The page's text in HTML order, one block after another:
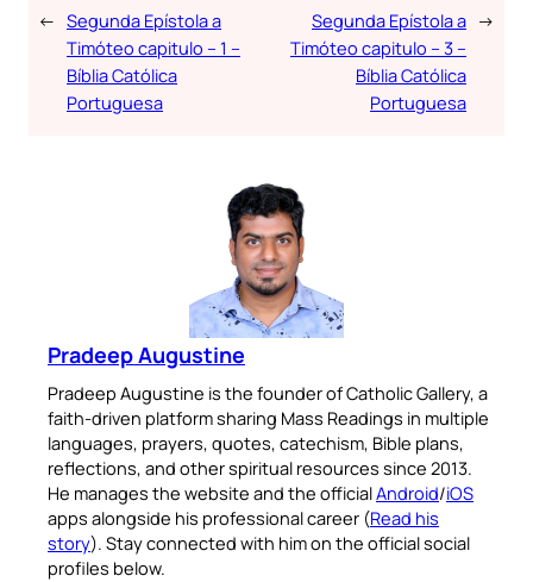
← Segunda Epístola a
Timóteo capitulo – 1 –
Bíblia Católica
Portuguesa
Segunda Epístola a
Timóteo capitulo – 3 –
Bíblia Católica
Portuguesa
→
Pradeep Augustine
Pradeep Augustine is the founder of Catholic Gallery, a
faith-driven platform sharing Mass Readings in multiple
languages, prayers, quotes, catechism, Bible plans,
reflections, and other spiritual resources since 2013.
He manages the website and the officialAndroid/iOS
apps alongside his professional career (Read his
story). Stay connected with him on the official social
profiles below.